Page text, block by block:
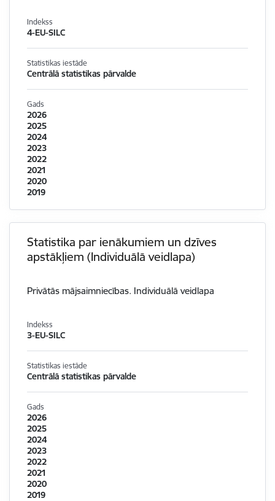
Indekss
4-EU-SILC
Statistikas iestāde
Centrālā statistikas pārvalde
Gads
2026
2025
2024
2023
2022
2021
2020
2019
Statistika par ienākumiem un dzīves
apstākļiem (Individuālā veidlapa)
Privātās mājsaimniecības. Individuālā veidlapa
Indekss
3-EU-SILC
Statistikas iestāde
Centrālā statistikas pārvalde
Gads
2026
2025
2024
2023
2022
2021
2020
2019